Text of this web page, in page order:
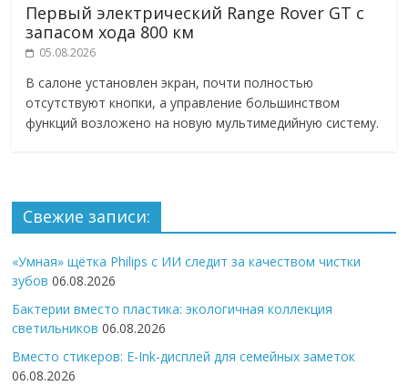
Первый электрический Range Rover GT с
запасом хода 800 км
05.08.2026
В салоне установлен экран, почти полностью
отсутствуют кнопки, а управление большинством
функций возложено на новую мультимедийную систему.
Свежие записи:
«Умная» щётка Philips с ИИ следит за качеством чистки
зубов 06.08.2026
Бактерии вместо пластика: экологичная коллекция
светильников 06.08.2026
Вместо стикеров: E-Ink-дисплей для семейных заметок
06.08.2026